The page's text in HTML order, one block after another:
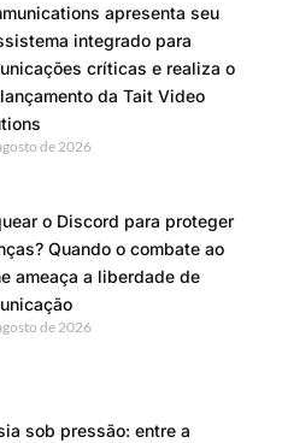
apresenta seu
integrado para
críticas e realiza o
da Tait Video
de 2026
o Discord para proteger
Quando o combate ao
ameaça a liberdade de
de 2026
sob pressão: entre a